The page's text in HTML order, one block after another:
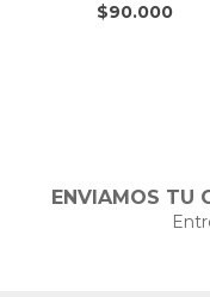
$90.000
ENVIAMOS TU